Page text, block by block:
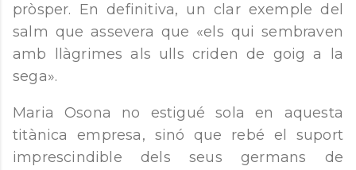
pròsper. En definitiva, un clar exemple del
salm que assevera que «els qui sembraven
amb llàgrimes als ulls criden de goig a la
sega».
Maria Osona no estigué sola en aquesta
titànica empresa, sinó que rebé el suport
imprescindible dels seus germans de